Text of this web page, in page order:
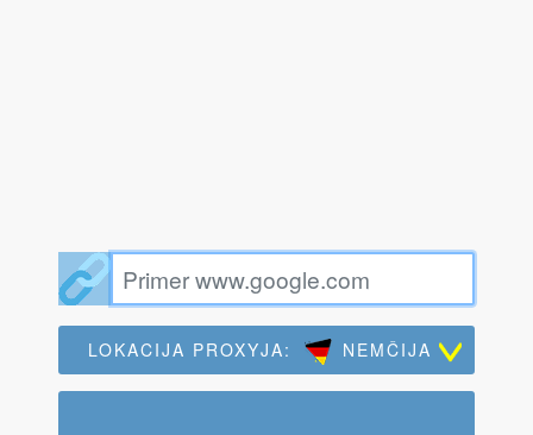
LOKACIJA PROXYJA: NEMČIJA